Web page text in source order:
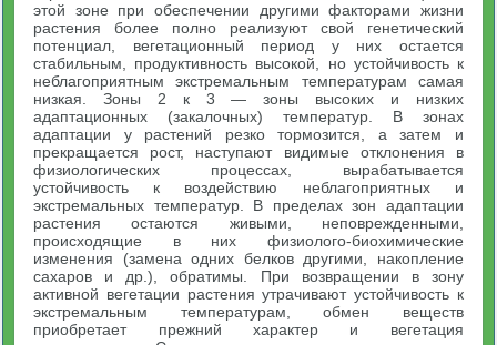
этой зоне при обеспечении другими факторами жизни
растения более полно реализуют свой генетический
потенциал, вегетационный период у них остается
стабильным, продуктивность высокой, но устойчивость к
неблагоприятным экстремальным температурам самая
низкая. Зоны 2 к 3 — зоны высоких и низких
адаптационных (закалочных) температур. В зонах
адаптации у растений резко тормозится, а затем и
прекращается рост, наступают видимые отклонения в
физиологических процессах, вырабатывается
устойчивость к воздействию неблагоприятных и
экстремальных температур. В пределах зон адаптации
растения остаются живыми, неповрежденными,
происходящие в них физиолого-биохимические
изменения (замена одних белков другими, накопление
сахаров и др.), обратимы. При возвращении в зону
активной вегетации растения утрачивают устойчивость к
экстремальным температурам, обмен веществ
приобретает прежний характер и вегетация